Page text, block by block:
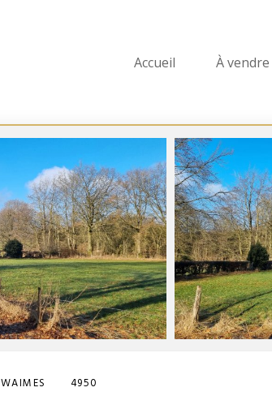
Accueil À vendre
WAIMES 4950